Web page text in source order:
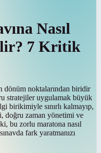
Nasıl
7 Kritik
dönüm noktalarından biridir
stratejiler uygulamak büyük
birikimiyle sınırlı kalmayıp,
doğru zaman yönetimi ve
bu zorlu maratona nasıl
fark yaratmanızı